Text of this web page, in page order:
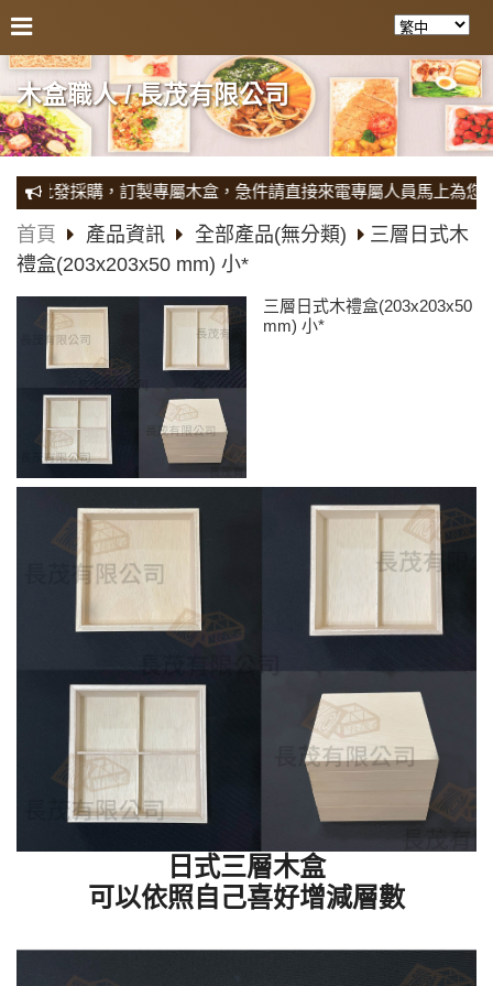
木盒職人 / 長茂有限公司
採購，訂製專屬木盒，急件請直接來電專屬人員馬上為您服
首頁 產品資訊 全部產品(無分類)
三層日式木
禮盒(203x203x50 mm) 小*
三層日式木禮盒(203x203x50
mm) 小*
日式三層木盒
可以依照自己喜好增減層數